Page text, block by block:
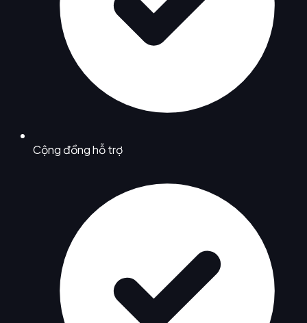
Cộng đồng hỗ trợ